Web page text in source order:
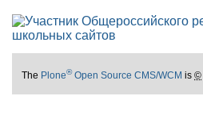
The Plone®Open Source CMS/WCM is©